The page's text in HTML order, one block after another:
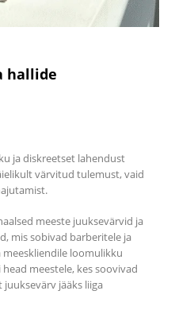
hallide
ja diskreetset lahendust
värvitud tulemust, vaid
meeste juuksevärvid ja
mis sobivad barberitele ja
loomulikku
meestele, kes soovivad
jääks liiga